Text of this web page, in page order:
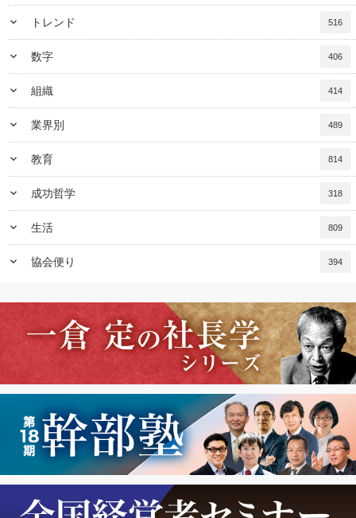
keyboard_arrow_down トレンド 516
keyboard_arrow_down 数字 406
keyboard_arrow_down 組織 414
keyboard_arrow_down 業界別 489
keyboard_arrow_down 教育 814
keyboard_arrow_down 成功哲学 318
keyboard_arrow_down 生活 809
keyboard_arrow_down 協会便り 394